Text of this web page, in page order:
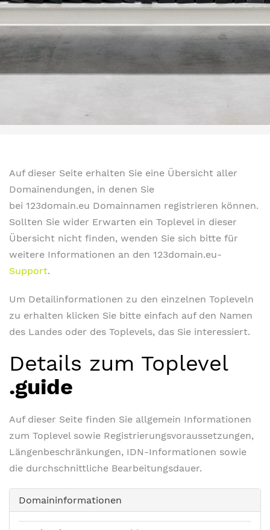
Auf dieser Seite erhalten Sie eine Übersicht aller
Domainendungen, in denen Sie
bei 123domain.eu Domainnamen registrieren können.
Sollten Sie wider Erwarten ein Toplevel in dieser
Übersicht nicht finden, wenden Sie sich bitte für
weitere Informationen an den 123domain.eu-
Support.
Um Detailinformationen zu den einzelnen Topleveln
zu erhalten klicken Sie bitte einfach auf den Namen
des Landes oder des Toplevels, das Sie interessiert.
Details zum Toplevel
.guide
Auf dieser Seite finden Sie allgemein Informationen
zum Toplevel sowie Registrierungsvoraussetzungen,
Längenbeschränkungen, IDN-Informationen sowie
die durchschnittliche Bearbeitungsdauer.
Domaininformationen